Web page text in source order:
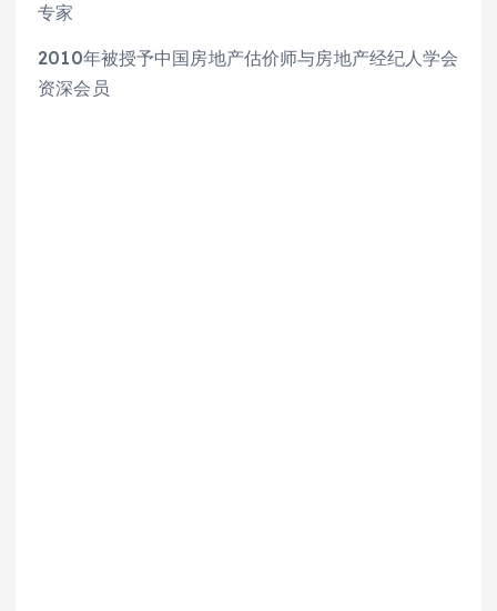
专家
2010年被授予中国房地产估价师与房地产经纪人学会
资深会员